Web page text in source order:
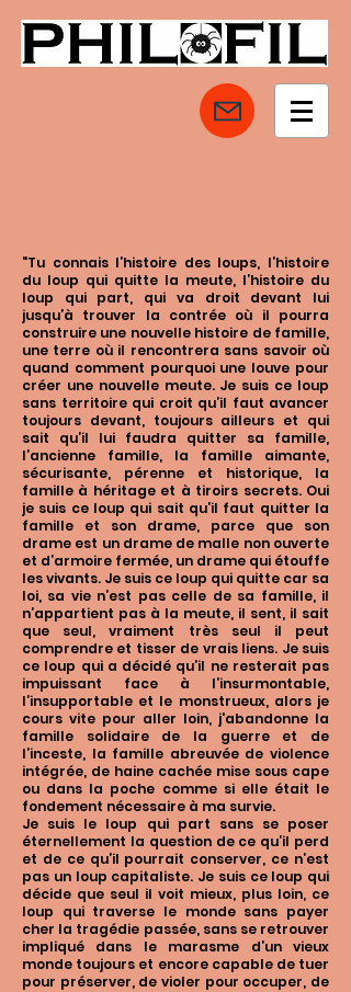
"Tu connais l’histoire des loups, l’histoire
du loup qui quitte la meute, l’histoire du
loup qui part, qui va droit devant lui
jusqu’à trouver la contrée où il pourra
construire une nouvelle histoire de famille,
une terre où il rencontrera sans savoir où
quand comment pourquoi une louve pour
créer une nouvelle meute. Je suis ce loup
sans territoire qui croit qu’il faut avancer
toujours devant, toujours ailleurs et qui
sait qu’il lui faudra quitter sa famille,
l’ancienne famille, la famille aimante,
sécurisante, pérenne et historique, la
famille à héritage et à tiroirs secrets. Oui
je suis ce loup qui sait qu’il faut quitter la
famille et son drame, parce que son
drame est un drame de malle non ouverte
et d’armoire fermée, un drame qui étouffe
les vivants. Je suis ce loup qui quitte car sa
loi, sa vie n’est pas celle de sa famille, il
n’appartient pas à la meute, il sent, il sait
que seul, vraiment très seul il peut
comprendre et tisser de vrais liens. Je suis
ce loup qui a décidé qu’il ne resterait pas
impuissant face à l’insurmontable,
l’insupportable et le monstrueux, alors je
cours vite pour aller loin, j'abandonne la
famille solidaire de la guerre et de
l’inceste, la famille abreuvée de violence
intégrée, de haine cachée mise sous cape
ou dans la poche comme si elle était le
fondement nécessaire à ma survie.
Je suis le loup qui part sans se poser
éternellement la question de ce qu’il perd
et de ce qu’il pourrait conserver, ce n’est
pas un loup capitaliste. Je suis ce loup qui
décide que seul il voit mieux, plus loin, ce
loup qui traverse le monde sans payer
cher la tragédie passée, sans se retrouver
impliqué dans le marasme d’un vieux
monde toujours et encore capable de tuer
pour préserver, de violer pour occuper, de